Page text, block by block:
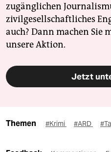
zugänglichen
zivilgesellschaftliches
auch? Dann machen Sie
unsere Aktion.
Jetzt
Themen #Krimi #ARD